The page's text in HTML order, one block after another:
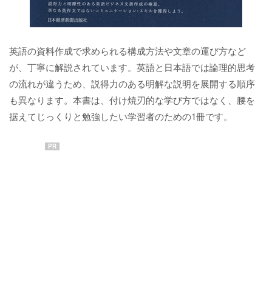
英語の資料作成で求められる構成方法や文章の運び方など
が、丁寧に解説されています。英語と日本語では論理的思考
の流れが違うため、説得力のある明解な説明を展開する順序
も異なります。本書は、付け焼刃的な学び方ではなく、腰を
据えてじっくりと勉強したい学習者のための1冊です。
PR